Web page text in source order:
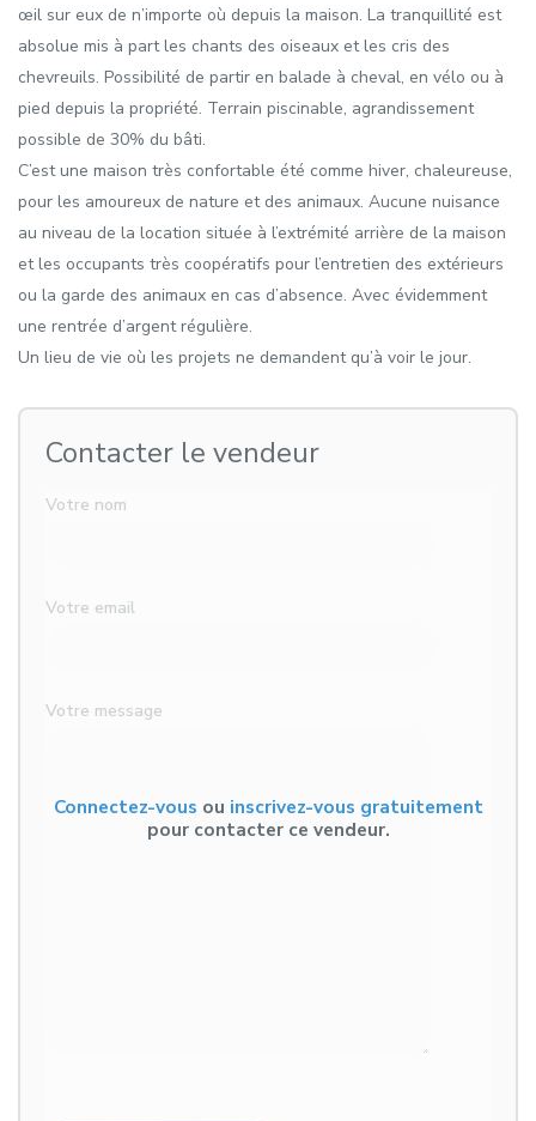
œil sur eux de n’importe où depuis la maison. La tranquillité est
absolue mis à part les chants des oiseaux et les cris des
chevreuils. Possibilité de partir en balade à cheval, en vélo ou à
pied depuis la propriété. Terrain piscinable, agrandissement
possible de 30% du bâti.
C’est une maison très confortable été comme hiver, chaleureuse,
pour les amoureux de nature et des animaux. Aucune nuisance
au niveau de la location située à l’extrémité arrière de la maison
et les occupants très coopératifs pour l’entretien des extérieurs
ou la garde des animaux en cas d’absence. Avec évidemment
une rentrée d’argent régulière.
Un lieu de vie où les projets ne demandent qu’à voir le jour.
Contacter le vendeur
Votre nom
Votre email
Votre message
Connectez-vous ou inscrivez-vous gratuitement
pour contacter ce vendeur.